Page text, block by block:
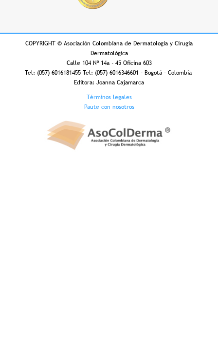
COPYRIGHT © Asociación Colombiana de Dermatología y Cirugía
Dermatológica
Calle 104 Nº 14a - 45 Oficina 603
Tel: (057) 6016181455 Tel: (057) 6016346601 - Bogotá - Colombia
Editora: Joanna Cajamarca
Términos legales
Paute con nosotros